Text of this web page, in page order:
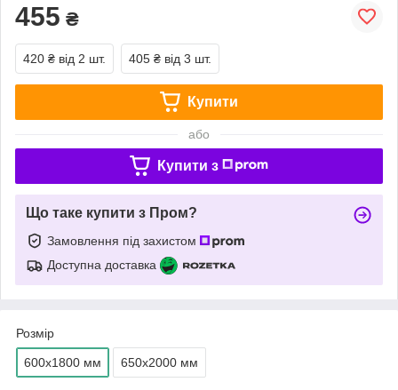
455 ₴
420 ₴ від 2 шт. 405 ₴ від 3 шт.
Купити
або
Купити з
Що таке купити з Пром?
Замовлення під захистом
Доступна доставка
Розмір
600х1800 мм 650х2000 мм